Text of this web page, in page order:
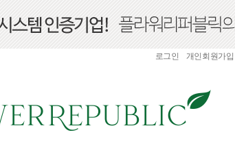
로그인 개인회원가입